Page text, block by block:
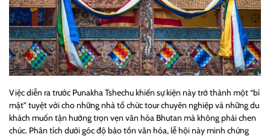
Việc diễn ra trước Punakha Tshechu khiến sự kiện này trở thành một “bí
mật” tuyệt vời cho những nhà tổ chức tour chuyên nghiệp và những du
khách muốn tận hưởng trọn vẹn văn hóa Bhutan mà không phải chen
chúc. Phân tích dưới góc độ bảo tồn văn hóa, lễ hội này minh chứng